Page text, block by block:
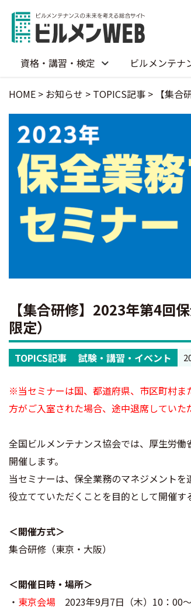
資格・講習・検定 ビルメンテナ
HOME > お知らせ > TOPICS記事 > 【集
【集合研修】2023年第4回
限定）
TOPICS記事 試験・講習・イベント
※当セミナーは国、都道府県、市区町村ま
方がご入室された場合、途中退席していた
全国ビルメンテナンス協会では、厚生労
開催します。
当セミナーは、保全業務のマネジメント
役立てていただくことを目的として開催す
＜開催方式＞
集合研修（東京・大阪）
＜開催日時・場所＞
・ 東京会場 2023年9月7日（木）10：00